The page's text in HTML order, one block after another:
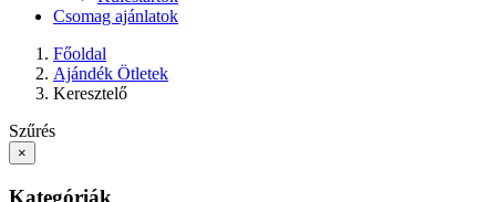
Csomag ajánlatok
Főoldal
Ajándék Ötletek
Keresztelő
Szűrés
×
Kategóriák